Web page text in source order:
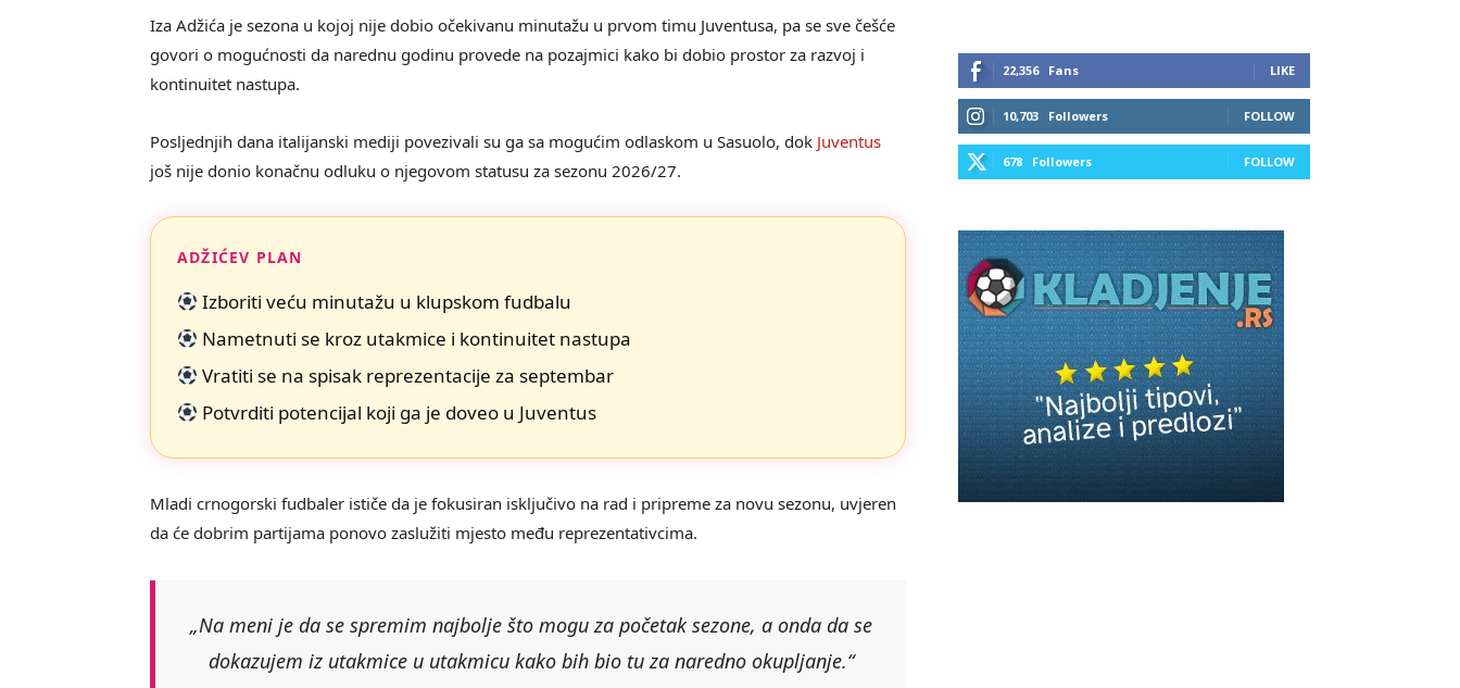
Iza Adžića je sezona u kojoj nije dobio očekivanu minutažu u prvom timu Juventusa, pa se sve češće
govori o mogućnosti da narednu godinu provede na pozajmici kako bi dobio prostor za razvoj i
kontinuitet nastupa.
Posljednjih dana italijanski mediji povezivali su ga sa mogućim odlaskom u Sasuolo, dok Juventus
još nije donio konačnu odluku o njegovom statusu za sezonu 2026/27.
ADŽIĆEV PLAN
Izboriti veću minutažu u klupskom fudbalu
Nametnuti se kroz utakmice i kontinuitet nastupa
Vratiti se na spisak reprezentacije za septembar
Potvrditi potencijal koji ga je doveo u Juventus
Mladi crnogorski fudbaler ističe da je fokusiran isključivo na rad i pripreme za novu sezonu, uvjeren
da će dobrim partijama ponovo zaslužiti mjesto među reprezentativcima.
„Na meni je da se spremim najbolje što mogu za početak sezone, a onda da se
dokazujem iz utakmice u utakmicu kako bih bio tu za naredno okupljanje.“
22,356 Fans LIKE
10,703 Followers FOLLOW
678 Followers FOLLOW